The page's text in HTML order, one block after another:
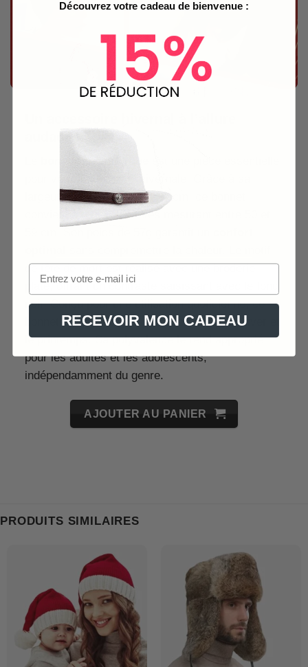
audacieuse
bonnet en acrylique
pour votre garde-robe hivernale. Grâce à sa
largeur et à sa hauteur de 20cm, ce bonnet
convient à toutes les têtes mesurant entre 50 et
de tête de mort est réalisé avec une broderie
plate, offrant un contraste saisissant avec le fond
noir. Conçu pour une utilisation quotidienne, ce
bonnet est parfait pour la saison automne-hiver et
le printemps. Sa polyvalence le rend approprié
pour les adultes et les adolescents,
indépendamment du genre.
AJOUTER AU PANIER
PRODUITS SIMILAIRES
Découvrez votre cadeau de bienvenue :
RECEVOIR MON CADEAU